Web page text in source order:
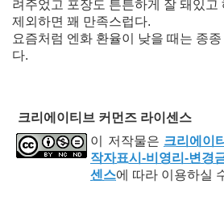
려주었고 포장도 튼튼하게 잘 돼있고
제외하면 꽤 만족스럽다.
요즘처럼 엔화 환율이 낮을 때는 종
다.
크리에이티브 커먼즈 라이센스
이 저작물은 크리에이
작자표시-비영리-변경
센스에 따라 이용하실